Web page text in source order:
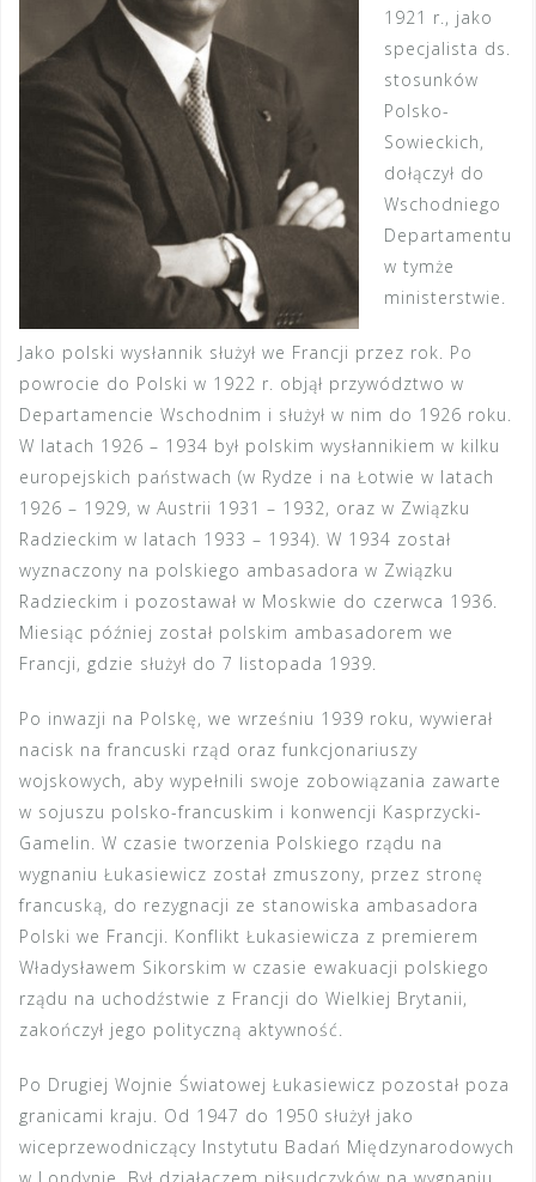
1921 r., jako
specjalista ds.
stosunków
Polsko-
Sowieckich,
dołączył do
Wschodniego
Departamentu
w tymże
ministerstwie.
Jako polski wysłannik służył we Francji przez rok. Po
powrocie do Polski w 1922 r. objął przywództwo w
Departamencie Wschodnim i służył w nim do 1926 roku.
W latach 1926 – 1934 był polskim wysłannikiem w kilku
europejskich państwach (w Rydze i na Łotwie w latach
1926 – 1929, w Austrii 1931 – 1932, oraz w Związku
Radzieckim w latach 1933 – 1934). W 1934 został
wyznaczony na polskiego ambasadora w Związku
Radzieckim i pozostawał w Moskwie do czerwca 1936.
Miesiąc później został polskim ambasadorem we
Francji, gdzie służył do 7 listopada 1939.
Po inwazji na Polskę, we wrześniu 1939 roku, wywierał
nacisk na francuski rząd oraz funkcjonariuszy
wojskowych, aby wypełnili swoje zobowiązania zawarte
w sojuszu polsko-francuskim i konwencji Kasprzycki-
Gamelin. W czasie tworzenia Polskiego rządu na
wygnaniu Łukasiewicz został zmuszony, przez stronę
francuską, do rezygnacji ze stanowiska ambasadora
Polski we Francji. Konflikt Łukasiewicza z premierem
Władysławem Sikorskim w czasie ewakuacji polskiego
rządu na uchodźstwie z Francji do Wielkiej Brytanii,
zakończył jego polityczną aktywność.
Po Drugiej Wojnie Światowej Łukasiewicz pozostał poza
granicami kraju. Od 1947 do 1950 służył jako
wiceprzewodniczący Instytutu Badań Międzynarodowych